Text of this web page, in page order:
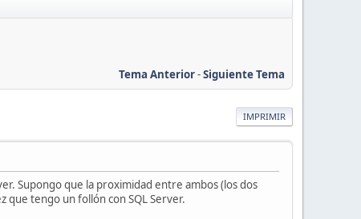
Tema Anterior-Siguiente Tema
IMPRIMIR
Supongo que la proximidad entre ambos (los dos
que tengo un follón con SQL Server.